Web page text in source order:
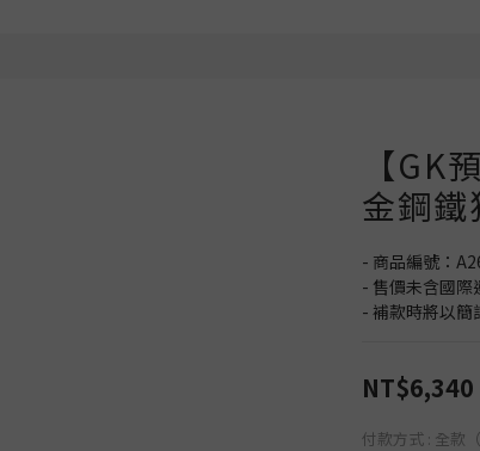
【GK
金鋼鐵
- 商品編號：
- 售價未含國際
- 補款時將以簡
NT$6,340
付款方式 : 全款